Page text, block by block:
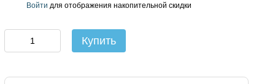
Войти для отображения накопительной скидки
Купить